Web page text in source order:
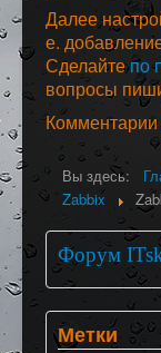
Далее
е.
Сделайтепо
вопросы
Вы здесь:
Zabbix
Форум
Метки